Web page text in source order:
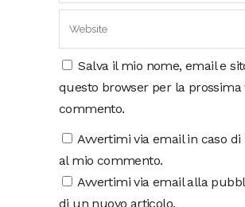
Salva il mio nome, email e
questo browser per la prossima
commento.
Avvertimi via email in caso di
al mio commento.
Avvertimi via email alla
di un nuovo articolo.